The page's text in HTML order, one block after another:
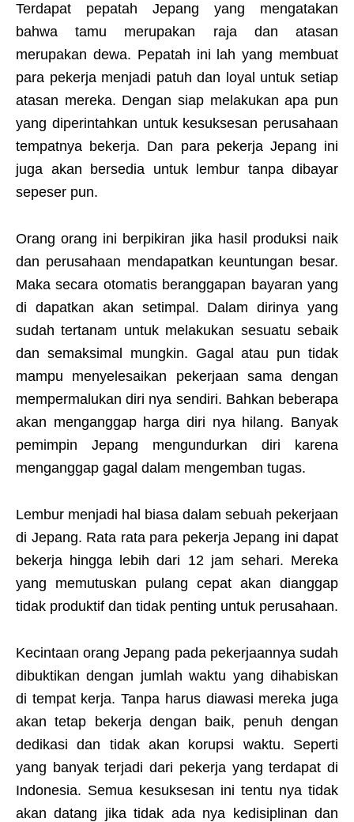
Terdapat pepatah Jepang yang mengatakan
bahwa tamu merupakan raja dan atasan
merupakan dewa. Pepatah ini lah yang membuat
para pekerja menjadi patuh dan loyal untuk setiap
atasan mereka. Dengan siap melakukan apa pun
yang diperintahkan untuk kesuksesan perusahaan
tempatnya bekerja. Dan para pekerja Jepang ini
juga akan bersedia untuk lembur tanpa dibayar
sepeser pun.
Orang orang ini berpikiran jika hasil produksi naik
dan perusahaan mendapatkan keuntungan besar.
Maka secara otomatis beranggapan bayaran yang
di dapatkan akan setimpal. Dalam dirinya yang
sudah tertanam untuk melakukan sesuatu sebaik
dan semaksimal mungkin. Gagal atau pun tidak
mampu menyelesaikan pekerjaan sama dengan
mempermalukan diri nya sendiri. Bahkan beberapa
akan menganggap harga diri nya hilang. Banyak
pemimpin Jepang mengundurkan diri karena
menganggap gagal dalam mengemban tugas.
Lembur menjadi hal biasa dalam sebuah pekerjaan
di Jepang. Rata rata para pekerja Jepang ini dapat
bekerja hingga lebih dari 12 jam sehari. Mereka
yang memutuskan pulang cepat akan dianggap
tidak produktif dan tidak penting untuk perusahaan.
Kecintaan orang Jepang pada pekerjaannya sudah
dibuktikan dengan jumlah waktu yang dihabiskan
di tempat kerja. Tanpa harus diawasi mereka juga
akan tetap bekerja dengan baik, penuh dengan
dedikasi dan tidak akan korupsi waktu. Seperti
yang banyak terjadi dari pekerja yang terdapat di
Indonesia. Semua kesuksesan ini tentu nya tidak
akan datang jika tidak ada nya kedisiplinan dan